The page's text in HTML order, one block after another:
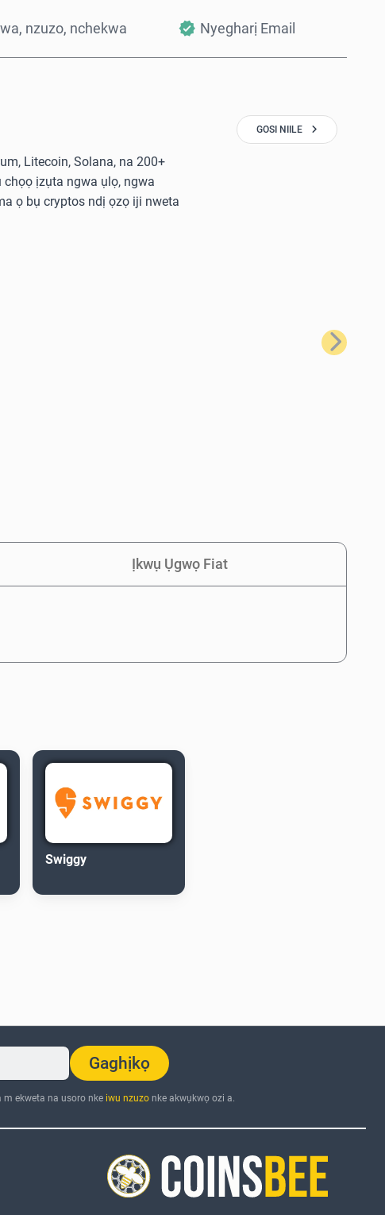
nzuzo, nchekwa Nyegharị Email
Litecoin, Solana, na 200+
ịzụta ngwa ụlọ, ngwa
ọ bụ cryptos ndị ọzọ iji nweta
GOSI NIILE
Nke na-
Ịkwụ Ụgwọ Fiat
Swiggy
Gaghịkọ
ekweta na usoro nke iwu nzuzonke akwụkwọ ozi a.